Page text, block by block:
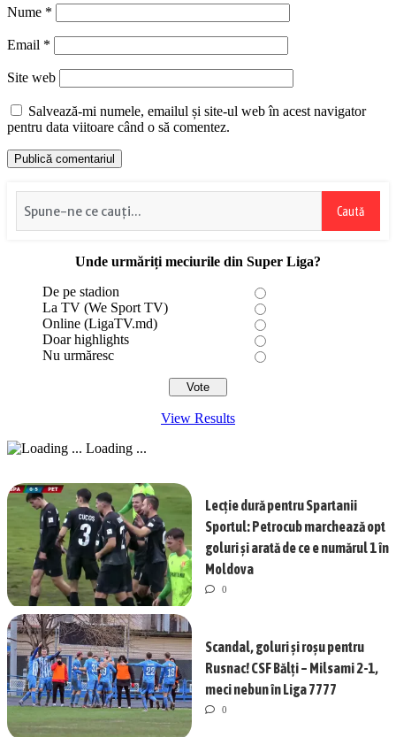
Nume *
Email *
Site web
Salvează-mi numele, emailul și site-ul web în acest navigator
pentru data viitoare când o să comentez.
Caută
Unde urmăriți meciurile din Super Liga?
De pe stadion
La TV (We Sport TV)
Online (LigaTV.md)
Doar highlights
Nu urmăresc
View Results
Loading ...
Lecție dură pentru Spartanii
Sportul: Petrocub marchează opt
goluri și arată de ce e numărul 1 în
Moldova
0
Scandal, goluri și roșu pentru
Rusnac! CSF Bălți – Milsami 2-1,
meci nebun în Liga 7777
0